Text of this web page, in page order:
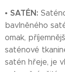
• SATÉN:
bavlněného
omak,
saténové
satén hřeje, je